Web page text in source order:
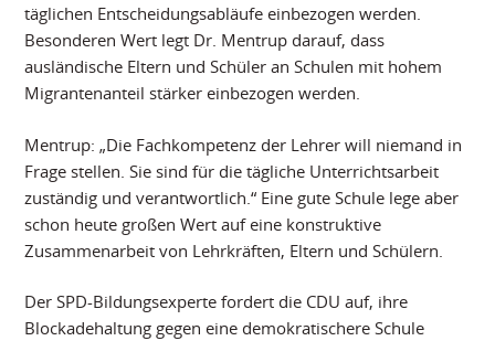
täglichen Entscheidungsabläufe einbezogen werden.
Besonderen Wert legt Dr. Mentrup darauf, dass
ausländische Eltern und Schüler an Schulen mit hohem
Migrantenanteil stärker einbezogen werden.
Mentrup: „Die Fachkompetenz der Lehrer will niemand in
Frage stellen. Sie sind für die tägliche Unterrichtsarbeit
zuständig und verantwortlich.“ Eine gute Schule lege aber
schon heute großen Wert auf eine konstruktive
Zusammenarbeit von Lehrkräften, Eltern und Schülern.
Der SPD-Bildungsexperte fordert die CDU auf, ihre
Blockadehaltung gegen eine demokratischere Schule